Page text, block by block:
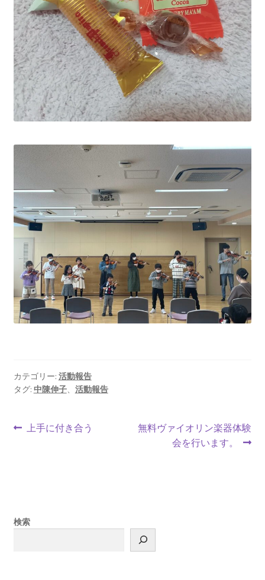
カテゴリー: 活動報告
タグ: 中陳伸子、 活動報告
上手に付き合う
無料ヴァイオリン楽器体験
会を行います。
検索